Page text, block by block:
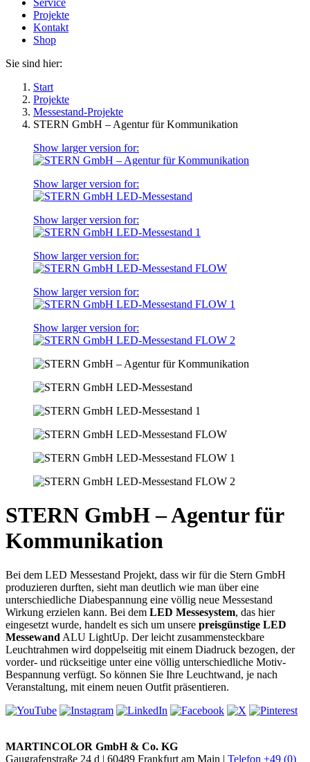
Service
Projekte
Kontakt
Shop
Sie sind hier:
Start
Projekte
Messestand-Projekte
STERN GmbH – Agentur für Kommunikation
Show larger version for:
Show larger version for:
Show larger version for:
Show larger version for:
Show larger version for:
Show larger version for:
STERN GmbH – Agentur für
Kommunikation
Bei dem LED Messestand Projekt, dass wir für die Stern GmbH
produzieren durften, sieht man deutlich wie man über eine
unterschiedliche Diabespannung eine völlig neue Messestand
Wirkung erzielen kann. Bei dem LED Messesystem, das hier
eingesetzt wurde, handelt es sich um unsere preisgünstige LED
Messewand ALU LightUp. Der leicht zusammensteckbare
Leuchtrahmen wird doppelseitig mit einem Diadruck bezogen, der
vorder- und rückseitige unter eine völlig unterschiedliche Motiv-
Bespannung verfügt. So können Sie Ihre Leuchtwand, je nach
Veranstaltung, mit einem neuen Outfit präsentieren.
MARTINCOLOR GmbH & Co. KG
Gaugrafenstraße 24 d | 60489 Frankfurt am Main | Telefon +49 (0)